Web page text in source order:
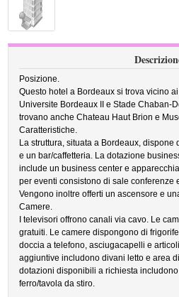
Posizione.
Questo hotel a Bordeaux si trova vicino
Universite Bordeaux II e Stade Chaban-
trovano anche Chateau Haut Brion e
Caratteristiche.
La struttura, situata a Bordeaux, dispone
e un bar/caffetteria. La dotazione
include un business center e
per eventi consistono di sale conferenze
Vengono inoltre offerti un ascensore e
Camere.
I televisori offrono canali via cavo. Le
gratuiti. Le camere dispongono di
doccia a telefono, asciugacapelli e
aggiuntive includono divani letto e area
dotazioni disponibili a richiesta
ferro/tavola da stiro.